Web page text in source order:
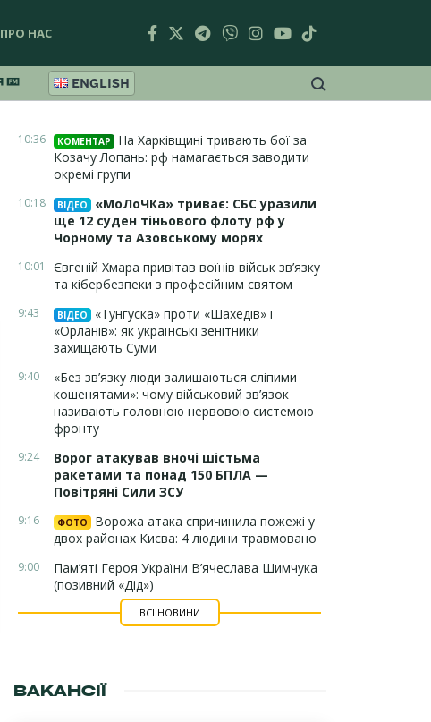
ПРО НАС
ENGLISH
10:36 КОМЕНТАР
На Харківщині тривають бої за
Козачу Лопань: рф намагається заводити
окремі групи
10:18 ВІДЕО
«МоЛоЧКа» триває: СБС уразили
ще 12 суден тіньового флоту рф у
Чорному та Азовському морях
10:01
Євгеній Хмара привітав воїнів військ зв’язку
та кібербезпеки з професійним святом
9:43 ВІДЕО
«Тунгуска» проти «Шахедів» і
«Орланів»: як українські зенітники
захищають Суми
9:40
«Без зв’язку люди залишаються сліпими
кошенятами»: чому військовий зв’язок
називають головною нервовою системою
фронту
9:24
Ворог атакував вночі шістьма
ракетами та понад 150 БПЛА —
Повітряні Сили ЗСУ
9:16 ФОТО
Ворожа атака спричинила пожежі у
двох районах Києва: 4 людини травмовано
9:00
Пам’яті Героя України В’ячеслава Шимчука
(позивний «Дід»)
ВСІ НОВИНИ
ВАКАНСІЇ